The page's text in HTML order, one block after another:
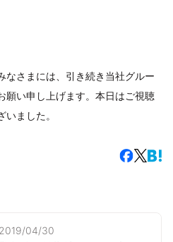
なさまには、引き続き当社グルー
願い申し上げます。本日はご視聴
ました。
2019/04/30